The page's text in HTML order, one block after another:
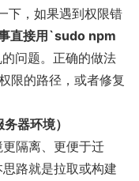
下，如果遇到权限错
直接用`sudo npm
问题。正确的做法
限的路径，或者修复
器环境）
隔离、更便于迁
路就是拉取或构建